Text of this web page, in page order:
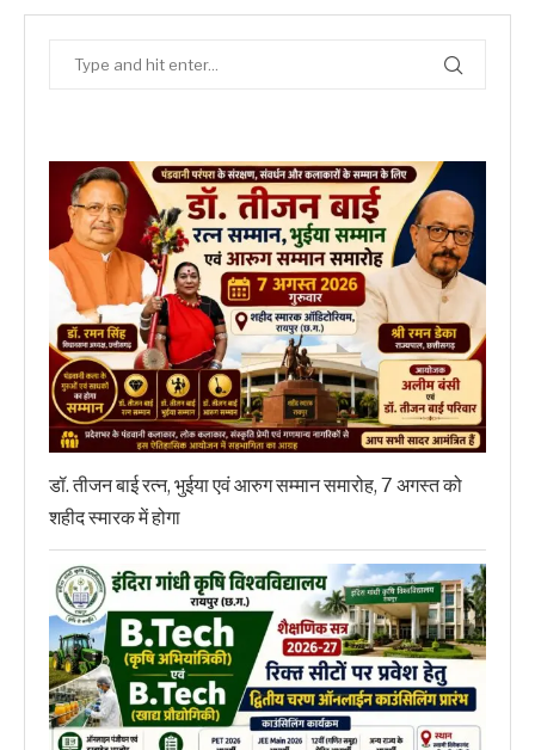
डॉ. तीजन बाई रत्न, भुईया एवं आरुग सम्मान समारोह, 7 अगस्त को
शहीद स्मारक में होगा